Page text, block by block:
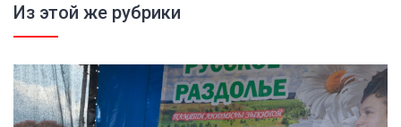
Из этой же рубрики